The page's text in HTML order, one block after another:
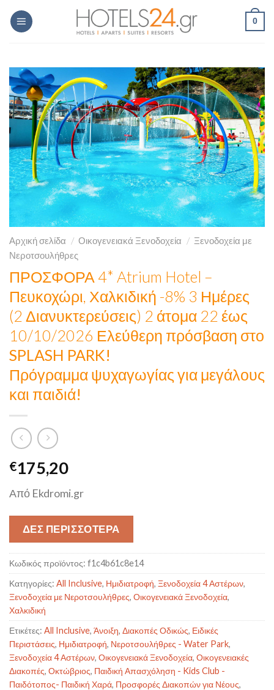
Skip
0
Αρχική σελίδα / Οικογενειακά Ξενοδοχεία / Ξενοδοχεία με
Νεροτσουλήθρες
ΠΡΟΣΦΟΡΑ 4* Atrium Hotel –
Πευκοχώρι, Χαλκιδική -8% 3 Ημέρες
(2 Διανυκτερεύσεις) 2 άτομα 22 έως
10/10/2026 Ελεύθερη πρόσβαση στο
SPLASH PARK!
Πρόγραμμα ψυχαγωγίας για μεγάλους
και παιδιά!
€175,20
Από Ekdromi.gr
ΔΕΣ ΠΕΡΙΣΣΟΤΕΡΑ
Κωδικός προϊόντος: f1c4b61c8e14
Κατηγορίες: All Inclusive, Ημιδιατροφή, Ξενοδοχεία 4 Αστέρων,
Ξενοδοχεία με Νεροτσουλήθρες, Οικογενειακά Ξενοδοχεία,
Χαλκιδική
Ετικέτες: All Inclusive, Άνοιξη, Διακοπές Οδικώς, Ειδικές
Περιστάσεις, Ημιδιατροφή, Νεροτσουλήθρες - Water Park,
Ξενοδοχεία 4 Αστέρων, Οικογενειακά Ξενοδοχεία, Οικογενειακές
Διακοπές, Οκτώβριος, Παιδική Απασχόληση - Kids Club -
Παιδότοπος- Παιδική Χαρά, Προσφορές Διακοπών για Νέους,